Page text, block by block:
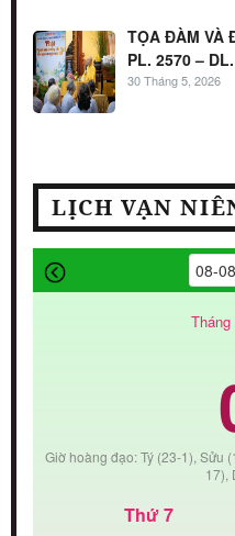
TỌA ĐÀM VÀ
PL. 2570 –
30 Tháng 5, 2026
LỊCH VẠN
Giờ hoàng đạo: Tý (23-1), Sửu
17),
Thứ 7